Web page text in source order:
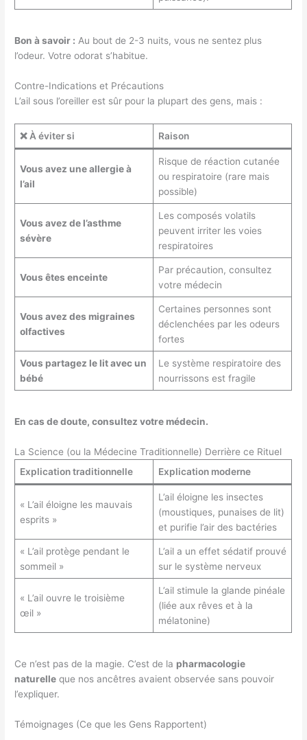
Bon à savoir : Au bout de 2-3 nuits, vous ne sentez plus
l’odeur. Votre odorat s’habitue.
Contre-Indications et Précautions
L’ail sous l’oreiller est sûr pour la plupart des gens, mais :
❌ À éviter si Raison
Vous avez une allergie à
l’ail
Risque de réaction cutanée
ou respiratoire (rare mais
possible)
Vous avez de l’asthme
sévère
Les composés volatils
peuvent irriter les voies
respiratoires
Vous êtes enceinte
Par précaution, consultez
votre médecin
Vous avez des migraines
olfactives
Certaines personnes sont
déclenchées par les odeurs
fortes
Vous partagez le lit avec un
bébé
Le système respiratoire des
nourrissons est fragile
En cas de doute, consultez votre médecin.
La Science (ou la Médecine Traditionnelle) Derrière ce Rituel
Explication traditionnelle
Explication moderne
« L’ail éloigne les mauvais
esprits »
L’ail éloigne les insectes
(moustiques, punaises de lit)
et purifie l’air des bactéries
« L’ail protège pendant le
sommeil »
L’ail a un effet sédatif prouvé
sur le système nerveux
« L’ail ouvre le troisième
œil »
L’ail stimule la glande pinéale
(liée aux rêves et à la
mélatonine)
Ce n’est pas de la magie. C’est de la pharmacologie
naturelle que nos ancêtres avaient observée sans pouvoir
l’expliquer.
Témoignages (Ce que les Gens Rapportent)